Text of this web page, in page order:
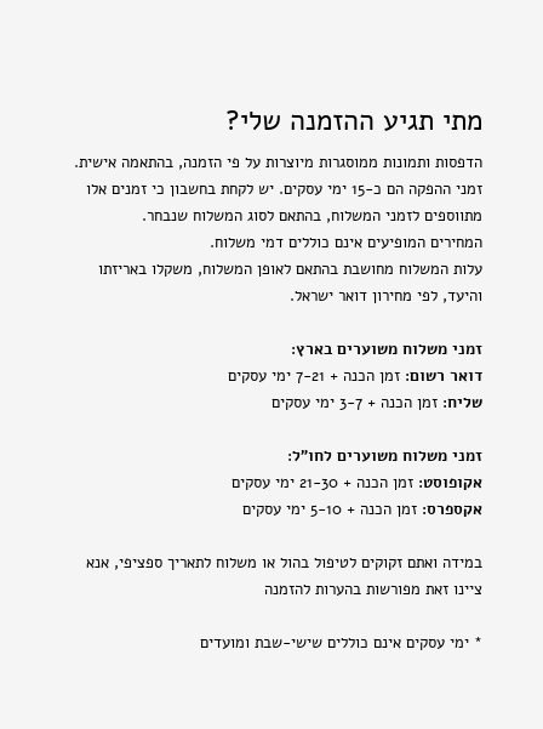
מתי תגיע ההזמנה שלי?
הדפסות ותמונות ממוסגרות מיוצרות על פי הזמנה, בהתאמה אישית.
זמני ההפקה הם כ-15 ימי עסקים. יש לקחת בחשבון כי זמנים אלו
מתווספים לזמני המשלוח, בהתאם לסוג המשלוח שנבחר.
המחירים המופיעים אינם כוללים דמי משלוח.
עלות המשלוח מחושבת בהתאם לאופן המשלוח, משקלו באריזתו
והיעד, לפי מחירון דואר ישראל.
זמני משלוח משוערים בארץ:
דואר רשום: זמן הכנה + 7-21 ימי עסקים
שליח: זמן הכנה + 3-7 ימי עסקים
זמני משלוח משוערים לחו"ל:
אקופוסט: זמן הכנה + 21-30 ימי עסקים
אקספרס: זמן הכנה + 5-10 ימי עסקים
במידה ואתם זקוקים לטיפול בהול או משלוח לתאריך ספציפי, אנא
ציינו זאת מפורשות בהערות להזמנה
* ימי עסקים אינם כוללים שישי-שבת ומועדים